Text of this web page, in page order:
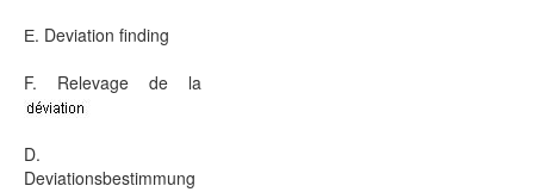
Е. Deviation finding
F. Relevage de la
D.
Deviationsbestimmung